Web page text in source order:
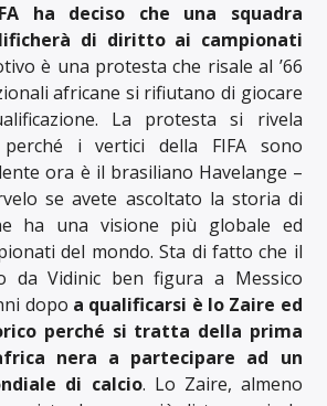
ha deciso che una squadra
di diritto ai campionati
è una protesta che risale al ’66
africane si rifiutano di giocare
La protesta si rivela
perché i vertici della FIFA sono
ora è il brasiliano Havelange –
se avete ascoltato la storia di
ha una visione più globale ed
del mondo. Sta di fatto che il
da Vidinic ben figura a Messico
dopo a qualificarsi è lo Zaire ed
perché si tratta della prima
nera a partecipare ad un
di calcio. Lo Zaire, almeno